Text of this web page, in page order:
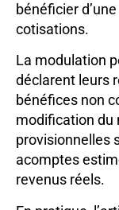
bénéficier
cotisations.
La modulation
déclarent leurs
bénéfices non
modification du
provisionnelles
acomptes
revenus réels.